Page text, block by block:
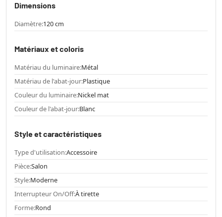
Dimensions
Diamètre:120 cm
Matériaux et coloris
Matériau du luminaire:Métal
Matériau de l'abat-jour:Plastique
Couleur du luminaire:Nickel mat
Couleur de l'abat-jour:Blanc
Style et caractéristiques
Type d'utilisation:Accessoire
Pièce:Salon
Style:Moderne
Interrupteur On/Off:À tirette
Forme:Rond